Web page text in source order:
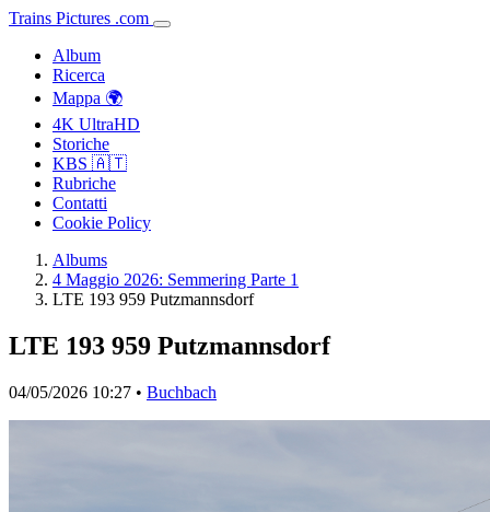
Trains Pictures .com
Album
Ricerca
Mappa 🌍
4K UltraHD
Storiche
KBS 🇦🇹
Rubriche
Contatti
Cookie Policy
Albums
4 Maggio 2026: Semmering Parte 1
LTE 193 959 Putzmannsdorf
LTE 193 959 Putzmannsdorf
04/05/2026 10:27 • Buchbach